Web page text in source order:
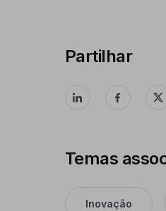
Partilhar
Temas
Inovação